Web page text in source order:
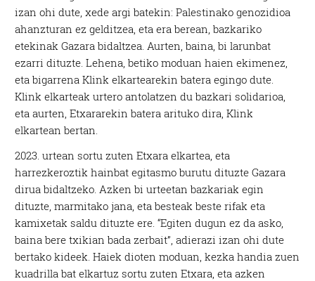
izan ohi dute, xede argi batekin: Palestinako genozidioa
ahanzturan ez gelditzea, eta era berean, bazkariko
etekinak Gazara bidaltzea. Aurten, baina, bi larunbat
ezarri dituzte. Lehena, betiko moduan haien ekimenez,
eta bigarrena Klink elkartearekin batera egingo dute.
Klink elkarteak urtero antolatzen du bazkari solidarioa,
eta aurten, Etxararekin batera arituko dira, Klink
elkartean bertan.
2023. urtean sortu zuten Etxara elkartea, eta
harrezkeroztik hainbat egitasmo burutu dituzte Gazara
dirua bidaltzeko. Azken bi urteetan bazkariak egin
dituzte, marmitako jana, eta besteak beste rifak eta
kamixetak saldu dituzte ere. “Egiten dugun ez da asko,
baina bere txikian bada zerbait”, adierazi izan ohi dute
bertako kideek. Haiek dioten moduan, kezka handia zuen
kuadrilla bat elkartuz sortu zuten Etxara, eta azken